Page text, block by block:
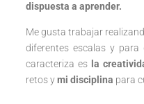
dispuesta a aprender.
Me gusta trabajar
diferentes escalas y
caracteriza es la
retos ymi disciplina para